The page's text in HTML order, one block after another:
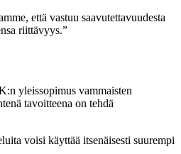
että vastuu saavutettavuudesta
riittävyys.”
yleissopimus vammaisten
tavoitteena on tehdä
voisi käyttää itsenäisesti suurempi